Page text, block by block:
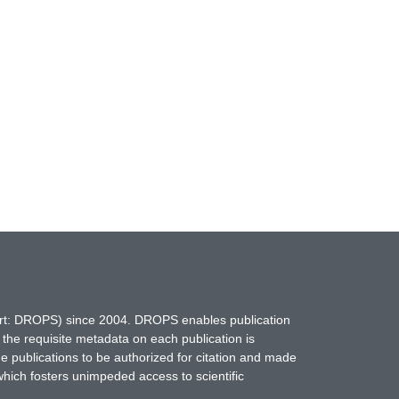
DROPS) since 2004. DROPS enables publication
requisite metadata on each publication is
publications to be authorized for citation and made
fosters unimpeded access to scientific